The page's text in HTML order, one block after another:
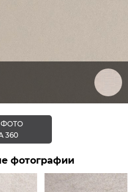
360
фотографии